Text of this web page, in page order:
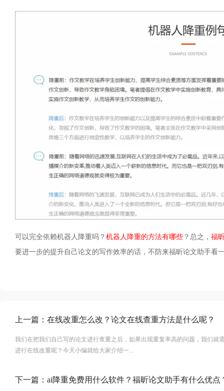
可以完全依赖机器人降重吗？ 机器人降重的方法有哪些 ？总之， 福
要进一步的提升自己论文的写作效率的话，不防来福昕论文助手看
上一篇： 在线改重怎么改？论文在线查重方法是什么呢？
我们在把我们自己写的论文进行查重之后，如果出现重复率高的问题，我们就
进行在线改重呢？今天小编就给大家介绍一...
下一篇： ai降重免费用什么软件？福昕论文助手有什么优点